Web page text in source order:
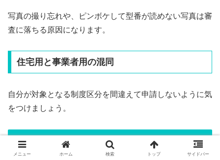
写真の撮り忘れや、ピンボケして型番が読めない写真は審
査に落ちる原因になります。
住宅用と事業者用の混同
自分が対象となる制度区分を間違えて申請しないように気
をつけましょう。
業者選びと見積もり前の確認事項
メニュー ホーム 検索 トップ サイドバー